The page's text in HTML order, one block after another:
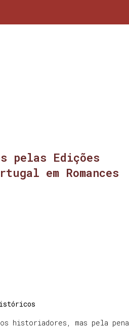
pelas Edições
em Romances
historiadores, mas pela pena